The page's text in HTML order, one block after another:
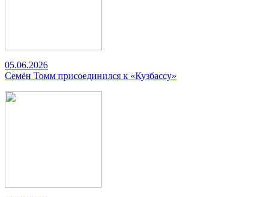
05.06.2026
Семён Томм присоединился к «Кузбассу»